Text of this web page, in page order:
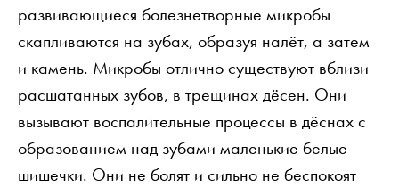
развивающиеся болезнетворные микробы
скапливаются на зубах, образуя налёт, а затем
и камень. Микробы отлично существуют вблизи
расшатанных зубов, в трещинах дёсен. Они
вызывают воспалительные процессы в дёснах с
образованием над зубами маленькие белые
шишечки. Они не болят и сильно не беспокоят